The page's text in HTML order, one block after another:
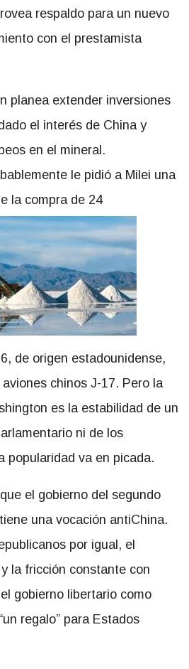
respaldo para un nuevo
con el prestamista
planea extender inversiones
el interés de China y
en el mineral.
le pidió a Milei una
la compra de 24
de origen estadounidense,
chinos J-17. Pero la
es la estabilidad de un
ni de los
popularidad va en picada.
el gobierno del segundo
una vocación antiChina.
por igual, el
la fricción constante con
gobierno libertario como
regalo” para Estados